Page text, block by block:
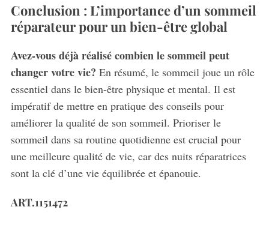
Conclusion : L’importance d’un sommeil
réparateur pour un bien-être global
Avez-vous déjà réalisé combien le sommeil peut
changer votre vie? En résumé, le sommeil joue un rôle
essentiel dans le bien-être physique et mental. Il est
impératif de mettre en pratique des conseils pour
améliorer la qualité de son sommeil. Prioriser le
sommeil dans sa routine quotidienne est crucial pour
une meilleure qualité de vie, car des nuits réparatrices
sont la clé d’une vie équilibrée et épanouie.
ART.1151472